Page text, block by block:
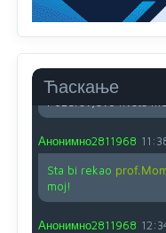
Ћаскање
Nije u svijetu
nahraniti bogate!?
Анонимно2810587
Анонимно2811968
Sta bi rekao
moj!
Анонимно2811968